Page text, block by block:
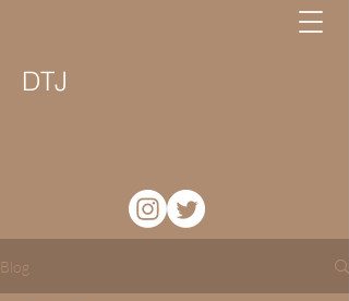
DTJ
Blog